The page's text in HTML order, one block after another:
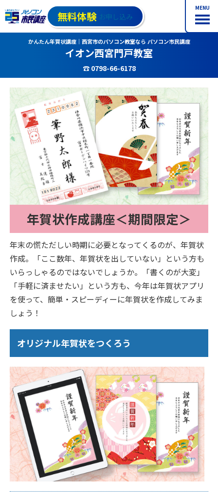
MENU
無料体験 お申し込み
かんたん年賀状講座｜西宮市のパソコン教室なら パソコン市民講座
イオン西宮門戸教室
☎ 0798-66-6178
年賀状作成講座＜期間限定＞
年末の慌ただしい時期に必要となってくるのが、年賀状
作成。「ここ数年、年賀状を出していない」という方も
いらっしゃるのではないでしょうか。「書くのが大変」
「手軽に済ませたい」という方も、今年は年賀状アプリ
を使って、簡単・スピーディーに年賀状を作成してみま
しょう！
オリジナル年賀状をつくろう